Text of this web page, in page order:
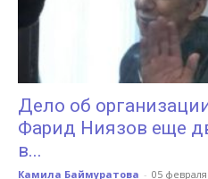
Кыргызстана
Дело об
Фарид Ниязов еще
в...
Камила Баймуратова - 05 февраля